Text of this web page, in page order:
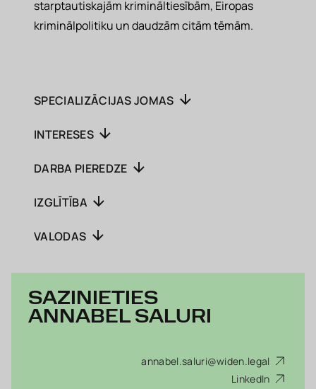
starptautiskajām krimināltiesībām, Eiropas
kriminālpolitiku un daudzām citām tēmām.
SPECIALIZĀCIJAS JOMAS
INTERESES
DARBA PIEREDZE
IZGLĪTĪBA
VALODAS
SAZINIETIES
ANNABEL SALURI
annabel.saluri@widen.legal
LinkedIn